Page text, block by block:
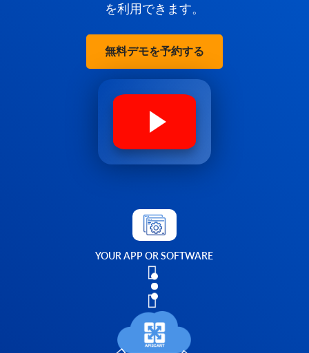
を利用できます。
無料デモを予約する
YOUR APP OR SOFTWARE